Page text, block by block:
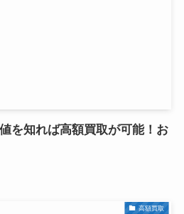
を知れば高額買取が可能！お
高額買取